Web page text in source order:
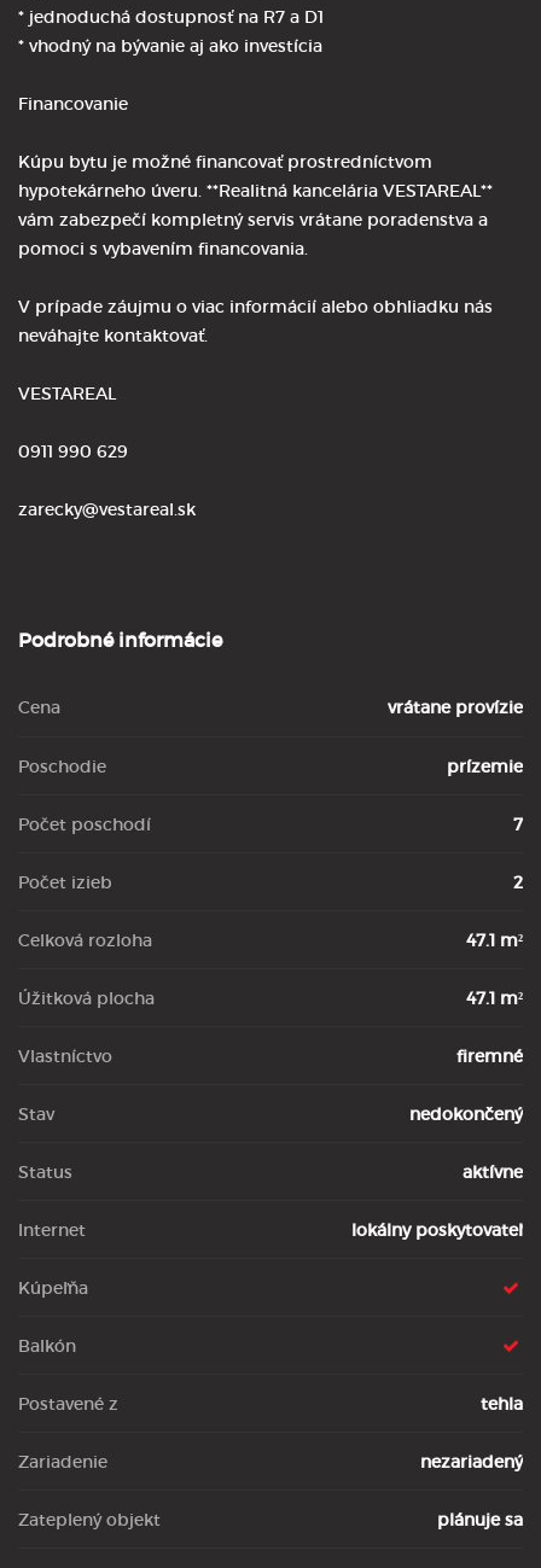
* jednoduchá dostupnosť na R7 a D1
* vhodný na bývanie aj ako investícia
Financovanie
Kúpu bytu je možné financovať prostredníctvom
hypotekárneho úveru. **Realitná kancelária VESTAREAL**
vám zabezpečí kompletný servis vrátane poradenstva a
pomoci s vybavením financovania.
V prípade záujmu o viac informácií alebo obhliadku nás
neváhajte kontaktovať.
VESTAREAL
0911 990 629
zarecky@vestareal.sk
Podrobné informácie
Cena vrátane provízie
Poschodie prízemie
Počet poschodí 7
Počet izieb 2
Celková rozloha 47.1 m²
Úžitková plocha 47.1 m²
Vlastníctvo firemné
Stav nedokončený
Status aktívne
Internet lokálny poskytovateľ
Kúpeľňa
Balkón
Postavené z tehla
Zariadenie nezariadený
Zateplený objekt plánuje sa